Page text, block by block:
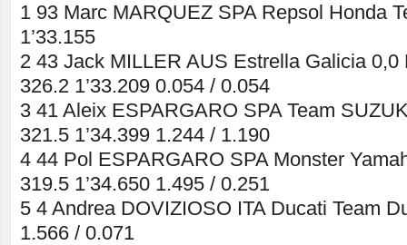
1 93 Marc MARQUEZ SPA Repsol Honda
1’33.155
2 43 Jack MILLER AUS Estrella Galicia 0,0
326.2 1’33.209 0.054 / 0.054
3 41 Aleix ESPARGARO SPA Team
321.5 1’34.399 1.244 / 1.190
4 44 Pol ESPARGARO SPA Monster
319.5 1’34.650 1.495 / 0.251
5 4 Andrea DOVIZIOSO ITA Ducati Team
1.566 / 0.071